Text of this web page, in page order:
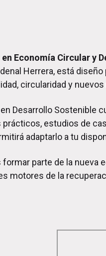
Economía Circular y
Herrera, está
circularidad y
Desarrollo Sostenible
estudios de
adaptarlo a tu
formar parte de la nueva
motores de la